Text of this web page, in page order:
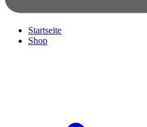
Startseite
Shop